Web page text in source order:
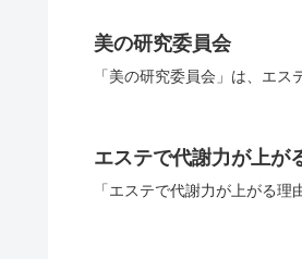
美の研究委員会
「美の研究委員会」は、エ
エステで代謝力が上が
「エステで代謝力が上がる